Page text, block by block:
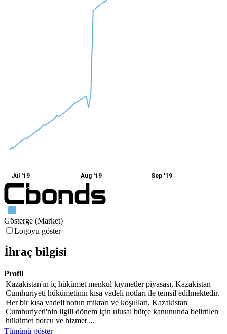
Jul '19 Aug '19 Sep '19
Gösterge (Market)
Logoyu göster
İhraç bilgisi
Profil
Kazakistan'ın iç hükümet menkul kıymetler piyasası, Kazakistan
Cumhuriyeti hükümetinin kısa vadeli notları ile temsil edilmektedir.
Her bir kısa vadeli notun miktarı ve koşulları, Kazakistan
Cumhuriyeti'nin ilgili dönem için ulusal bütçe kanununda belirtilen
hükümet borcu ve hizmet ...
Tümünü göster